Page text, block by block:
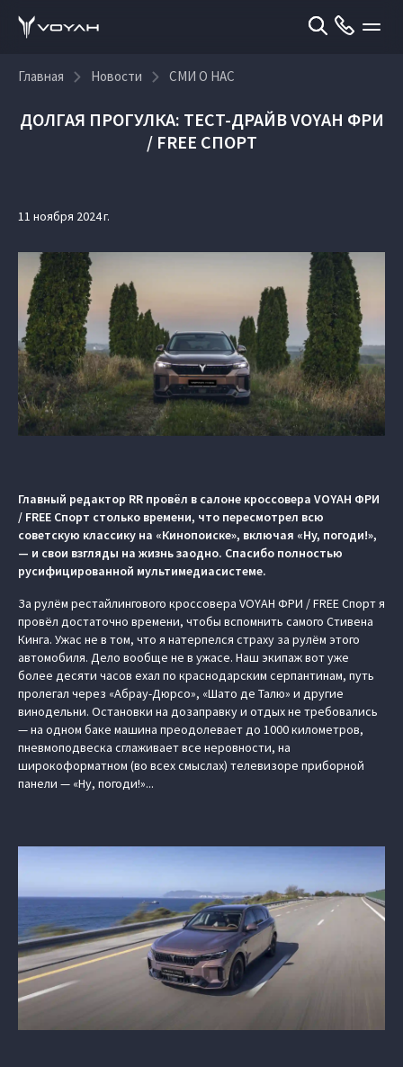
Главная Новости СМИ О НАС
ДОЛГАЯ ПРОГУЛКА: ТЕСТ-ДРАЙВ VOYAH ФРИ
/ FREE СПОРТ
11 ноября 2024 г.
Главный редактор RR провёл в салоне кроссовера VOYAH ФРИ
/ FREE Спорт столько времени, что пересмотрел всю
советскую классику на «Кинопоиске», включая «Ну, погоди!»,
— и свои взгляды на жизнь заодно. Спасибо полностью
русифицированной мультимедиасистеме.
За рулём рестайлингового кроссовера VOYAH ФРИ / FREE Спорт я
провёл достаточно времени, чтобы вспомнить самого Стивена
Кинга. Ужас не в том, что я натерпелся страху за рулём этого
автомобиля. Дело вообще не в ужасе. Наш экипаж вот уже
более десяти часов ехал по краснодарским серпантинам, путь
пролегал через «Абрау-Дюрсо», «Шато де Талю» и другие
винодельни. Остановки на дозаправку и отдых не требовались
— на одном баке машина преодолевает до 1000 километров,
пневмоподвеска сглаживает все неровности, на
широкоформатном (во всех смыслах) телевизоре приборной
панели — «Ну, погоди!»...